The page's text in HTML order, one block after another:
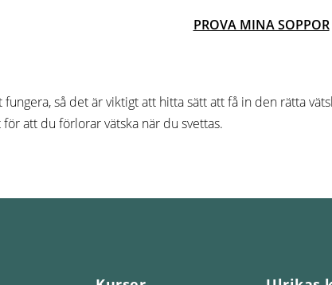
PROVA MINA SOPPOR
så det är viktigt att hitta sätt att få in den rätta
att du förlorar vätska när du svettas.